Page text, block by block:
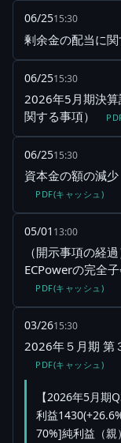
06/2515:30
剰余金の配当に
06/2515:30
2026年5月期決
関する事項）
06/2515:30
資本金の額の減
PDF(キャッシュ)
05/01 13:00
（開示事項の経
ECPowerの完全
PDF(キャッシュ)
03/2615:30
2026年５月期 第
PDF(キャッシュ)
【2026年5月期
利益
70%]純利益（親